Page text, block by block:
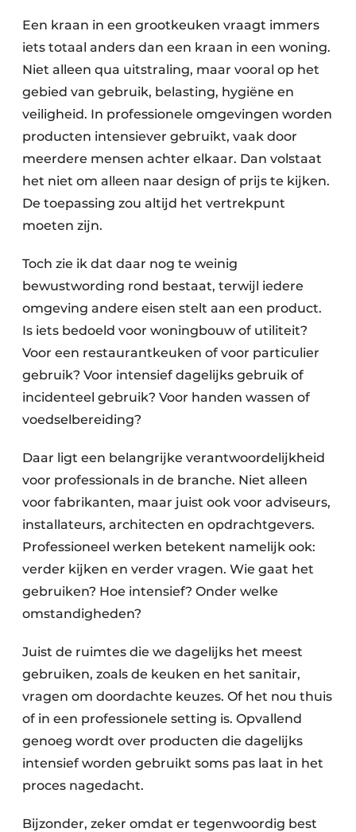
Een kraan in een grootkeuken vraagt immers
iets totaal anders dan een kraan in een woning.
Niet alleen qua uitstraling, maar vooral op het
gebied van gebruik, belasting, hygiëne en
veiligheid. In professionele omgevingen worden
producten intensiever gebruikt, vaak door
meerdere mensen achter elkaar. Dan volstaat
het niet om alleen naar design of prijs te kijken.
De toepassing zou altijd het vertrekpunt
moeten zijn.
Toch zie ik dat daar nog te weinig
bewustwording rond bestaat, terwijl iedere
omgeving andere eisen stelt aan een product.
Is iets bedoeld voor woningbouw of utiliteit?
Voor een restaurantkeuken of voor particulier
gebruik? Voor intensief dagelijks gebruik of
incidenteel gebruik? Voor handen wassen of
voedselbereiding?
Daar ligt een belangrijke verantwoordelijkheid
voor professionals in de branche. Niet alleen
voor fabrikanten, maar juist ook voor adviseurs,
installateurs, architecten en opdrachtgevers.
Professioneel werken betekent namelijk ook:
verder kijken en verder vragen. Wie gaat het
gebruiken? Hoe intensief? Onder welke
omstandigheden?
Juist de ruimtes die we dagelijks het meest
gebruiken, zoals de keuken en het sanitair,
vragen om doordachte keuzes. Of het nou thuis
of in een professionele setting is. Opvallend
genoeg wordt over producten die dagelijks
intensief worden gebruikt soms pas laat in het
proces nagedacht.
Bijzonder, zeker omdat er tegenwoordig best